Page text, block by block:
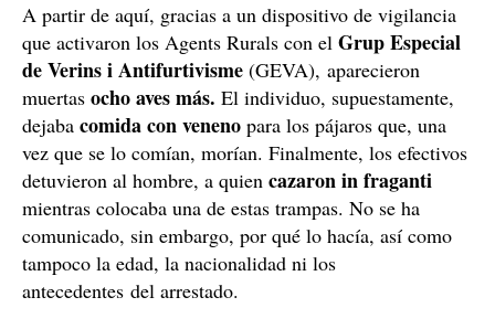
A partir de aquí, gracias a un dispositivo de vigilancia
que activaron los Agents Rurals con el Grup Especial
de Verins i Antifurtivisme (GEVA), aparecieron
muertas ocho aves más. El individuo, supuestamente,
dejaba comida con veneno para los pájaros que, una
vez que se lo comían, morían. Finalmente, los efectivos
detuvieron al hombre, a quien cazaron in fraganti
mientras colocaba una de estas trampas. No se ha
comunicado, sin embargo, por qué lo hacía, así como
tampoco la edad, la nacionalidad ni los
antecedentes del arrestado.